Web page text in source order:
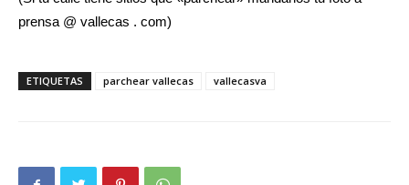
prensa @ vallecas . com)
ETIQUETAS parchear vallecas vallecasva